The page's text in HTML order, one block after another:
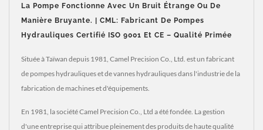
La Pompe Fonctionne Avec Un Bruit Étrange Ou De
Manière Bruyante. | CML: Fabricant De Pompes
Hydrauliques Certifié ISO 9001 Et CE – Qualité Primée
Située à Taïwan depuis 1981, Camel Precision Co., Ltd. est un fabricant
de pompes hydrauliques et de vannes hydrauliques dans l'industrie de la
fabrication de machines et d'équipements.
En 1981, la société Camel Precision Co., Ltd a été fondée. La gestion
d'une entreprise qui attribue pleinement des produits de haute qualité